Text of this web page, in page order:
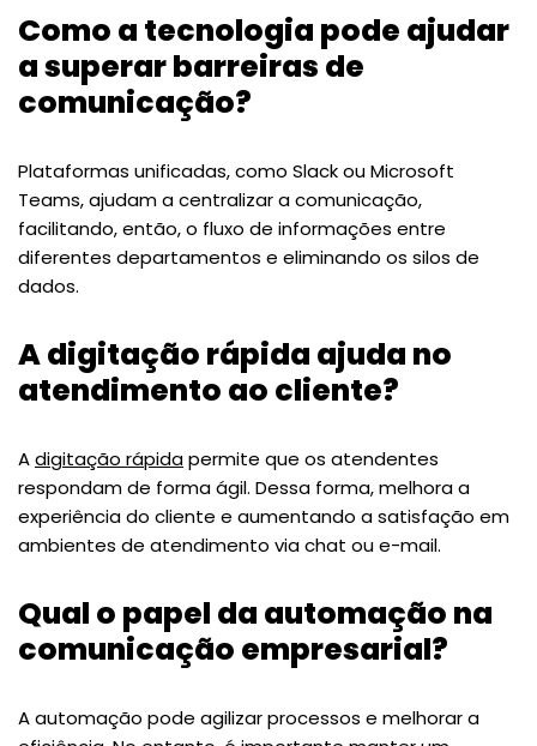
Como a tecnologia pode ajudar
a superar barreiras de
comunicação?
Plataformas unificadas, como Slack ou Microsoft
Teams, ajudam a centralizar a comunicação,
facilitando, então, o fluxo de informações entre
diferentes departamentos e eliminando os silos de
dados.
A digitação rápida ajuda no
atendimento ao cliente?
Adigitação rápidapermite que os atendentes
respondam de forma ágil. Dessa forma, melhora a
experiência do cliente e aumentando a satisfação em
ambientes de atendimento via chat ou e-mail.
Qual o papel da automação na
comunicação empresarial?
A automação pode agilizar processos e melhorar a